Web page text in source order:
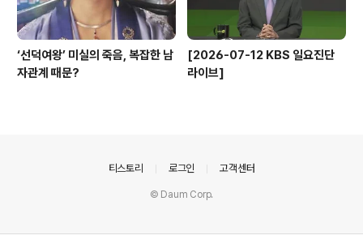
‘선덕여왕’ 미실의 죽음, 복잡한 남
자관계 때문?
[2026-07-12 KBS 일요진단
라이브]
티스토리 로그인 고객센터
© Daum Corp.